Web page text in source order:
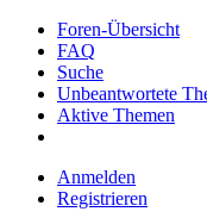
Foren-Übersicht
FAQ
Suche
Unbeantwortete
Aktive Themen
Anmelden
Registrieren